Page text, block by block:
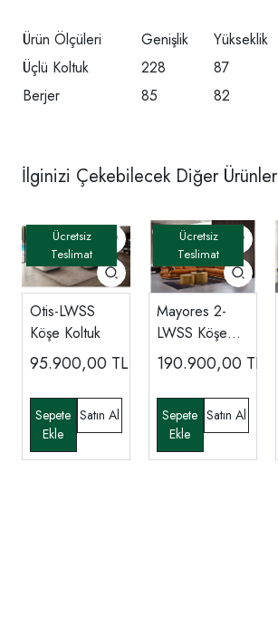
Ürün Ölçüleri Genişlik Yükseklik
Üçlü Koltuk
228 87
Berjer
85 82
İlginizi Çekebilecek Diğer Ürünler
Otis-LWSS
Köşe Koltuk
95.900,00 TL
Mayores 2-
LWSS Köşe
Koltuk
190.900,00 TL